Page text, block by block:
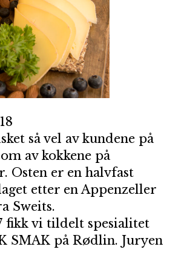
så vel av kundene på
av kokkene på
Osten er en halvfast
etter en Appenzeller
Sweits.
fikk vi tildelt spesialitet
SMAK på Rødlin. Juryen